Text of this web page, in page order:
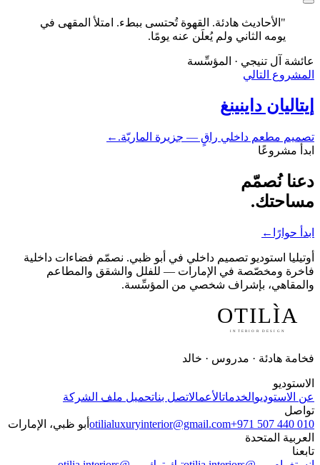
" الأحاديث هادئة. القهوة تُحتسى ببطء. امتلأ المقهى في
يومه الثاني ولم يُعلَن عنه يومًا.
عائشة آل تنيجي · المؤسِّسة
المشروع التالي
إيتاليان داينينغ
تصميم مطعم داخلي راقٍ — جزيرة الماريّة. ←
ابدأ مشروعًا
دعنا نُصمّم
مساحتك.
ابدأ حوارًا ←
أوتيليا استوديو تصميم داخلي في أبو ظبي. نصمّم فضاءات داخلية
فاخرة ومخصّصة في الإمارات — للفلل والشقق والمطاعم
والمقاهي، بإشراف شخصي من المؤسِّسة.
OTILÌA
INTERIOR DESIGN
فخامة هادئة · مدروس · خالد
الاستوديو
عن الاستوديو الخدماتالأعمالاتصل بناتحميل ملف الشركة
تواصل
otilialuxuryinterior@gmail.com+971 507 440 010
أبو ظبي، الإمارات
العربية المتحدة
تابعنا